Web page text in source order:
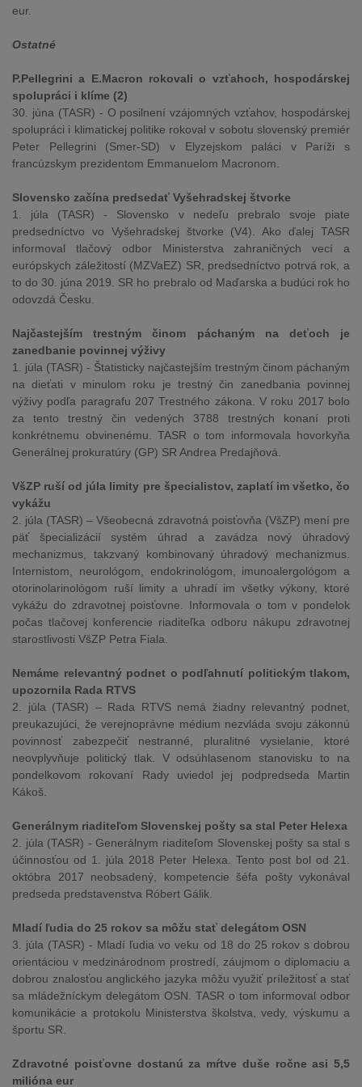
eur.
Ostatné
P.Pellegrini a E.Macron rokovali o vzťahoch, hospodárskej
spolupráci i klíme (2)
30. júna (TASR) - O posilnení vzájomných vzťahov, hospodárskej
spolupráci i klimatickej politike rokoval v sobotu slovenský premiér
Peter Pellegrini (Smer-SD) v Elyzejskom paláci v Paríži s
francúzskym prezidentom Emmanuelom Macronom.
Slovensko začína predsedať Vyšehradskej štvorke
1. júla (TASR) - Slovensko v nedeľu prebralo svoje piate
predsedníctvo vo Vyšehradskej štvorke (V4). Ako ďalej TASR
informoval tlačový odbor Ministerstva zahraničných vecí a
európskych záležitostí (MZVaEZ) SR, predsedníctvo potrvá rok, a
to do 30. júna 2019. SR ho prebralo od Maďarska a budúci rok ho
odovzdá Česku.
Najčastejším trestným činom páchaným na deťoch je
zanedbanie povinnej výživy
1. júla (TASR) - Štatisticky najčastejším trestným činom páchaným
na dieťati v minulom roku je trestný čin zanedbania povinnej
výživy podľa paragrafu 207 Trestného zákona. V roku 2017 bolo
za tento trestný čin vedených 3788 trestných konaní proti
konkrétnemu obvinenému. TASR o tom informovala hovorkyňa
Generálnej prokuratúry (GP) SR Andrea Predajňová.
VšZP ruší od júla limity pre špecialistov, zaplatí im všetko, čo
vykážu
2. júla (TASR) – Všeobecná zdravotná poisťovňa (VšZP) mení pre
päť špecializácií systém úhrad a zavádza nový úhradový
mechanizmus, takzvaný kombinovaný úhradový mechanizmus.
Internistom, neurológom, endokrinológom, imunoalergológom a
otorinolarinológom ruší limity a uhradí im všetky výkony, ktoré
vykážu do zdravotnej poisťovne. Informovala o tom v pondelok
počas tlačovej konferencie riaditeľka odboru nákupu zdravotnej
starostlivosti VšZP Petra Fiala.
Nemáme relevantný podnet o podľahnutí politickým tlakom,
upozornila Rada RTVS
2. júla (TASR) – Rada RTVS nemá žiadny relevantný podnet,
preukazujúci, že verejnoprávne médium nezvláda svoju zákonnú
povinnosť zabezpečiť nestranné, pluralitné vysielanie, ktoré
neovplyvňuje politický tlak. V odsúhlasenom stanovisku to na
pondelkovom rokovaní Rady uviedol jej podpredseda Martin
Kákoš.
Generálnym riaditeľom Slovenskej pošty sa stal Peter Helexa
2. júla (TASR) - Generálnym riaditeľom Slovenskej pošty sa stal s
účinnosťou od 1. júla 2018 Peter Helexa. Tento post bol od 21.
októbra 2017 neobsadený, kompetencie šéfa pošty vykonával
predseda predstavenstva Róbert Gálik.
Mladí ľudia do 25 rokov sa môžu stať delegátom OSN
3. júla (TASR) - Mladí ľudia vo veku od 18 do 25 rokov s dobrou
orientáciou v medzinárodnom prostredí, záujmom o diplomaciu a
dobrou znalosťou anglického jazyka môžu využiť príležitosť a stať
sa mládežníckym delegátom OSN. TASR o tom informoval odbor
komunikácie a protokolu Ministerstva školstva, vedy, výskumu a
športu SR.
Zdravotné poisťovne dostanú za mŕtve duše ročne asi 5,5
milióna eur